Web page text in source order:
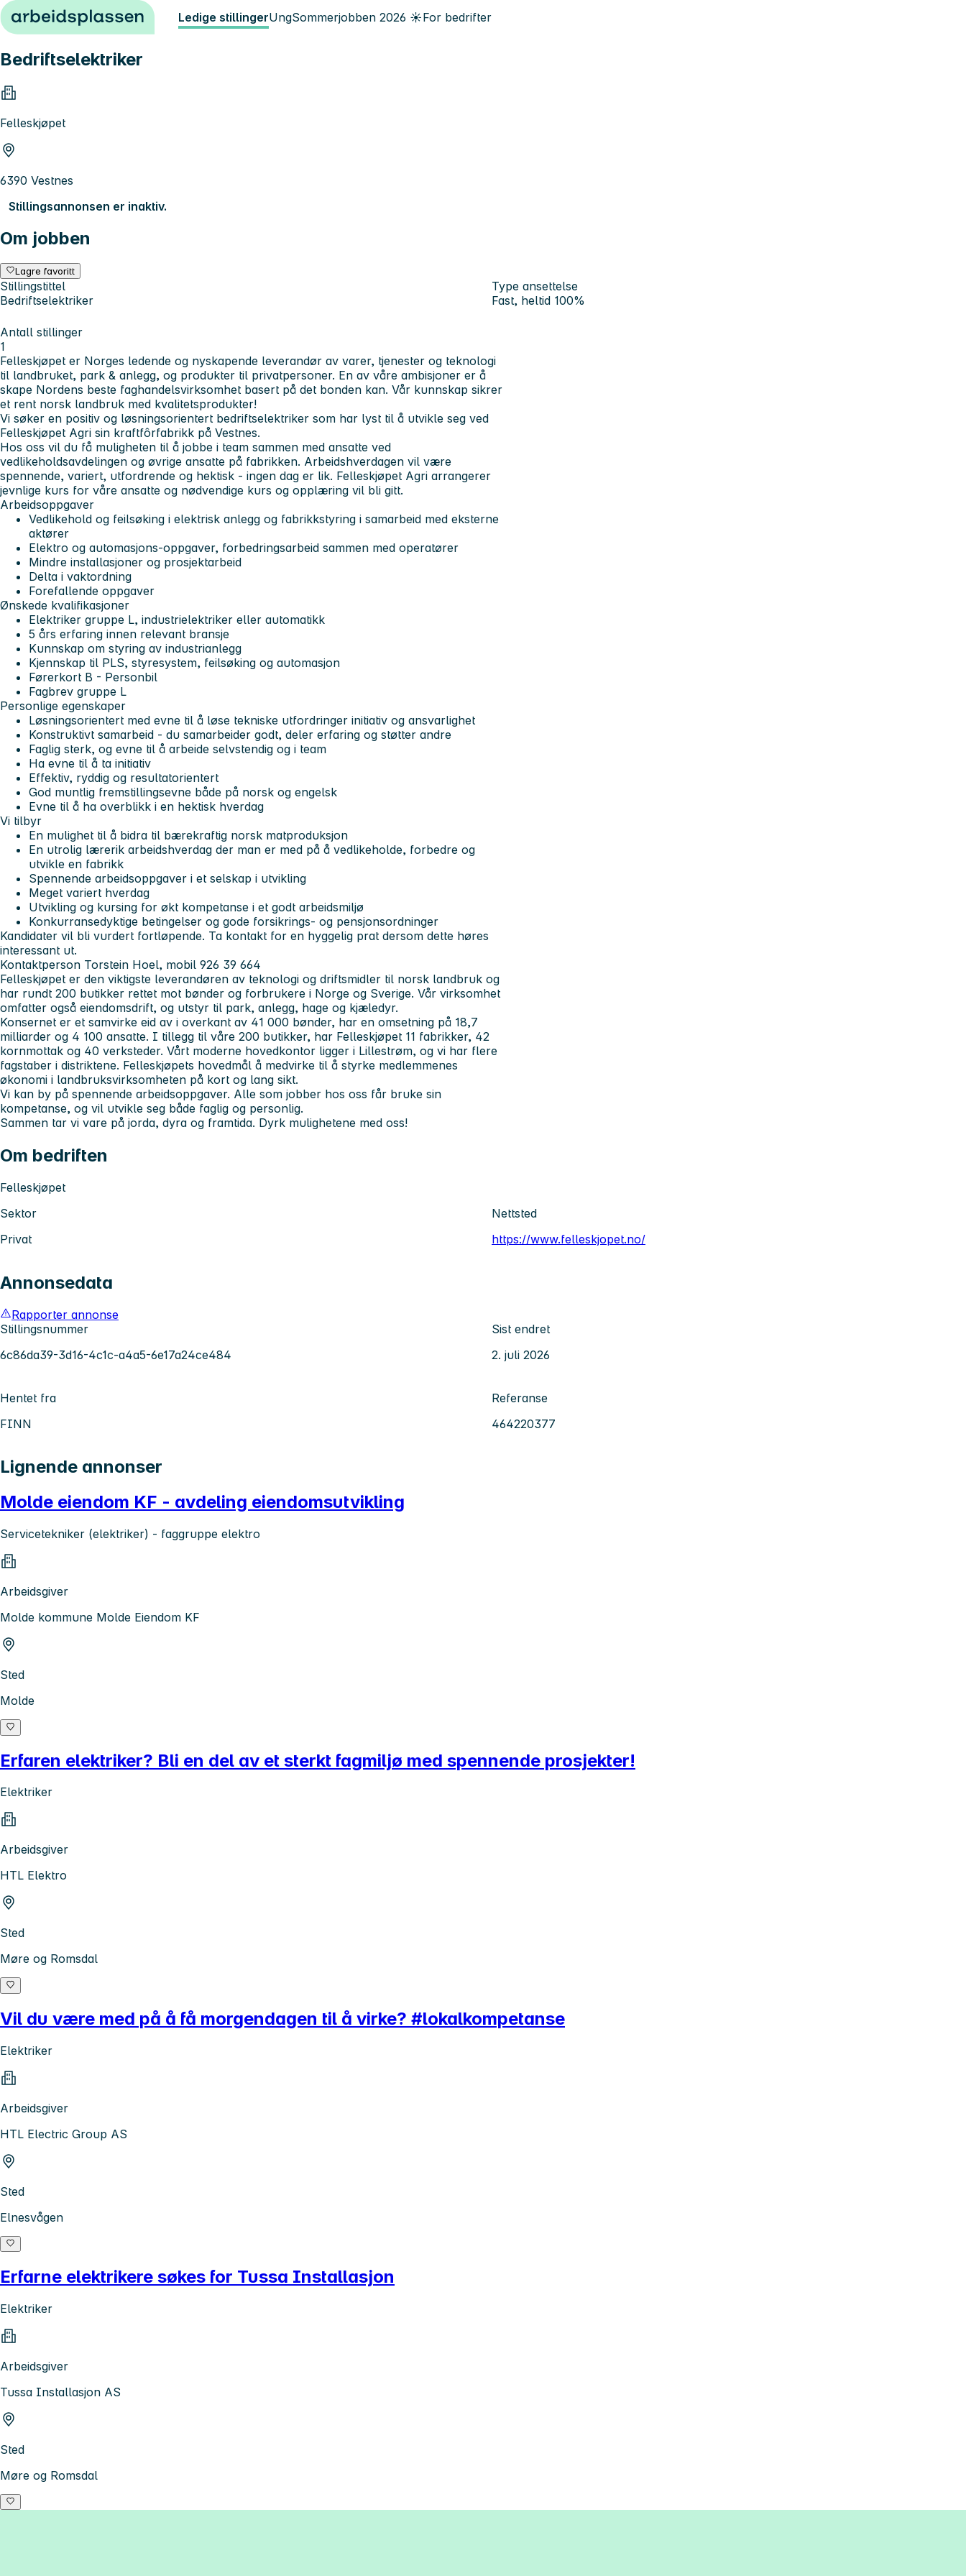
Hopp til innhold Ledige stillingerUngSommerjobben 2026 ☀️For bedrifter
Bedriftselektriker
Felleskjøpet
6390 Vestnes
Stillingsannonsen er inaktiv.
Om jobben
Lagre favoritt
Stillingstittel
Bedriftselektriker
Type ansettelse
Fast, heltid 100%
Antall stillinger
1
Felleskjøpet er Norges ledende og nyskapende leverandør av varer, tjenester og teknologi
til landbruket, park & anlegg, og produkter til privatpersoner. En av våre ambisjoner er å
skape Nordens beste faghandelsvirksomhet basert på det bonden kan. Vår kunnskap sikrer
et rent norsk landbruk med kvalitetsprodukter!
Vi søker en positiv og løsningsorientert bedriftselektriker som har lyst til å utvikle seg ved
Felleskjøpet Agri sin kraftfôrfabrikk på Vestnes.
Hos oss vil du få muligheten til å jobbe i team sammen med ansatte ved
vedlikeholdsavdelingen og øvrige ansatte på fabrikken. Arbeidshverdagen vil være
spennende, variert, utfordrende og hektisk - ingen dag er lik. Felleskjøpet Agri arrangerer
jevnlige kurs for våre ansatte og nødvendige kurs og opplæring vil bli gitt.
Arbeidsoppgaver
Vedlikehold og feilsøking i elektrisk anlegg og fabrikkstyring i samarbeid med eksterne
aktører
Elektro og automasjons-oppgaver, forbedringsarbeid sammen med operatører
Mindre installasjoner og prosjektarbeid
Delta i vaktordning
Forefallende oppgaver
Ønskede kvalifikasjoner
Elektriker gruppe L, industrielektriker eller automatikk
5 års erfaring innen relevant bransje
Kunnskap om styring av industrianlegg
Kjennskap til PLS, styresystem, feilsøking og automasjon
Førerkort B - Personbil
Fagbrev gruppe L
Personlige egenskaper
Løsningsorientert med evne til å løse tekniske utfordringer initiativ og ansvarlighet
Konstruktivt samarbeid - du samarbeider godt, deler erfaring og støtter andre
Faglig sterk, og evne til å arbeide selvstendig og i team
Ha evne til å ta initiativ
Effektiv, ryddig og resultatorientert
God muntlig fremstillingsevne både på norsk og engelsk
Evne til å ha overblikk i en hektisk hverdag
Vi tilbyr
En mulighet til å bidra til bærekraftig norsk matproduksjon
En utrolig lærerik arbeidshverdag der man er med på å vedlikeholde, forbedre og
utvikle en fabrikk
Spennende arbeidsoppgaver i et selskap i utvikling
Meget variert hverdag
Utvikling og kursing for økt kompetanse i et godt arbeidsmiljø
Konkurransedyktige betingelser og gode forsikrings- og pensjonsordninger
Kandidater vil bli vurdert fortløpende. Ta kontakt for en hyggelig prat dersom dette høres
interessant ut.
Kontaktperson Torstein Hoel, mobil 926 39 664
Felleskjøpet er den viktigste leverandøren av teknologi og driftsmidler til norsk landbruk og
har rundt 200 butikker rettet mot bønder og forbrukere i Norge og Sverige. Vår virksomhet
omfatter også eiendomsdrift, og utstyr til park, anlegg, hage og kjæledyr.
Konsernet er et samvirke eid av i overkant av 41 000 bønder, har en omsetning på 18,7
milliarder og 4 100 ansatte. I tillegg til våre 200 butikker, har Felleskjøpet 11 fabrikker, 42
kornmottak og 40 verksteder. Vårt moderne hovedkontor ligger i Lillestrøm, og vi har flere
fagstaber i distriktene. Felleskjøpets hovedmål å medvirke til å styrke medlemmenes
økonomi i landbruksvirksomheten på kort og lang sikt.
Vi kan by på spennende arbeidsoppgaver. Alle som jobber hos oss får bruke sin
kompetanse, og vil utvikle seg både faglig og personlig.
Sammen tar vi vare på jorda, dyra og framtida. Dyrk mulighetene med oss!
Om bedriften
Felleskjøpet
Sektor
Privat
Nettsted
https://www.felleskjopet.no/
Annonsedata
Rapporter annonse
Stillingsnummer
6c86da39-3d16-4c1c-a4a5-6e17a24ce484
Sist endret
2. juli 2026
Hentet fra
FINN
Referanse
464220377
Lignende annonser
Molde eiendom KF - avdeling eiendomsutvikling
Servicetekniker (elektriker) - faggruppe elektro
Arbeidsgiver
Molde kommune Molde Eiendom KF
Sted
Molde
Erfaren elektriker? Bli en del av et sterkt fagmiljø med spennende prosjekter!
Elektriker
Arbeidsgiver
HTL Elektro
Sted
Møre og Romsdal
Vil du være med på å få morgendagen til å virke? #lokalkompetanse
Elektriker
Arbeidsgiver
HTL Electric Group AS
Sted
Elnesvågen
Erfarne elektrikere søkes for Tussa Installasjon
Elektriker
Arbeidsgiver
Tussa Installasjon AS
Sted
Møre og Romsdal